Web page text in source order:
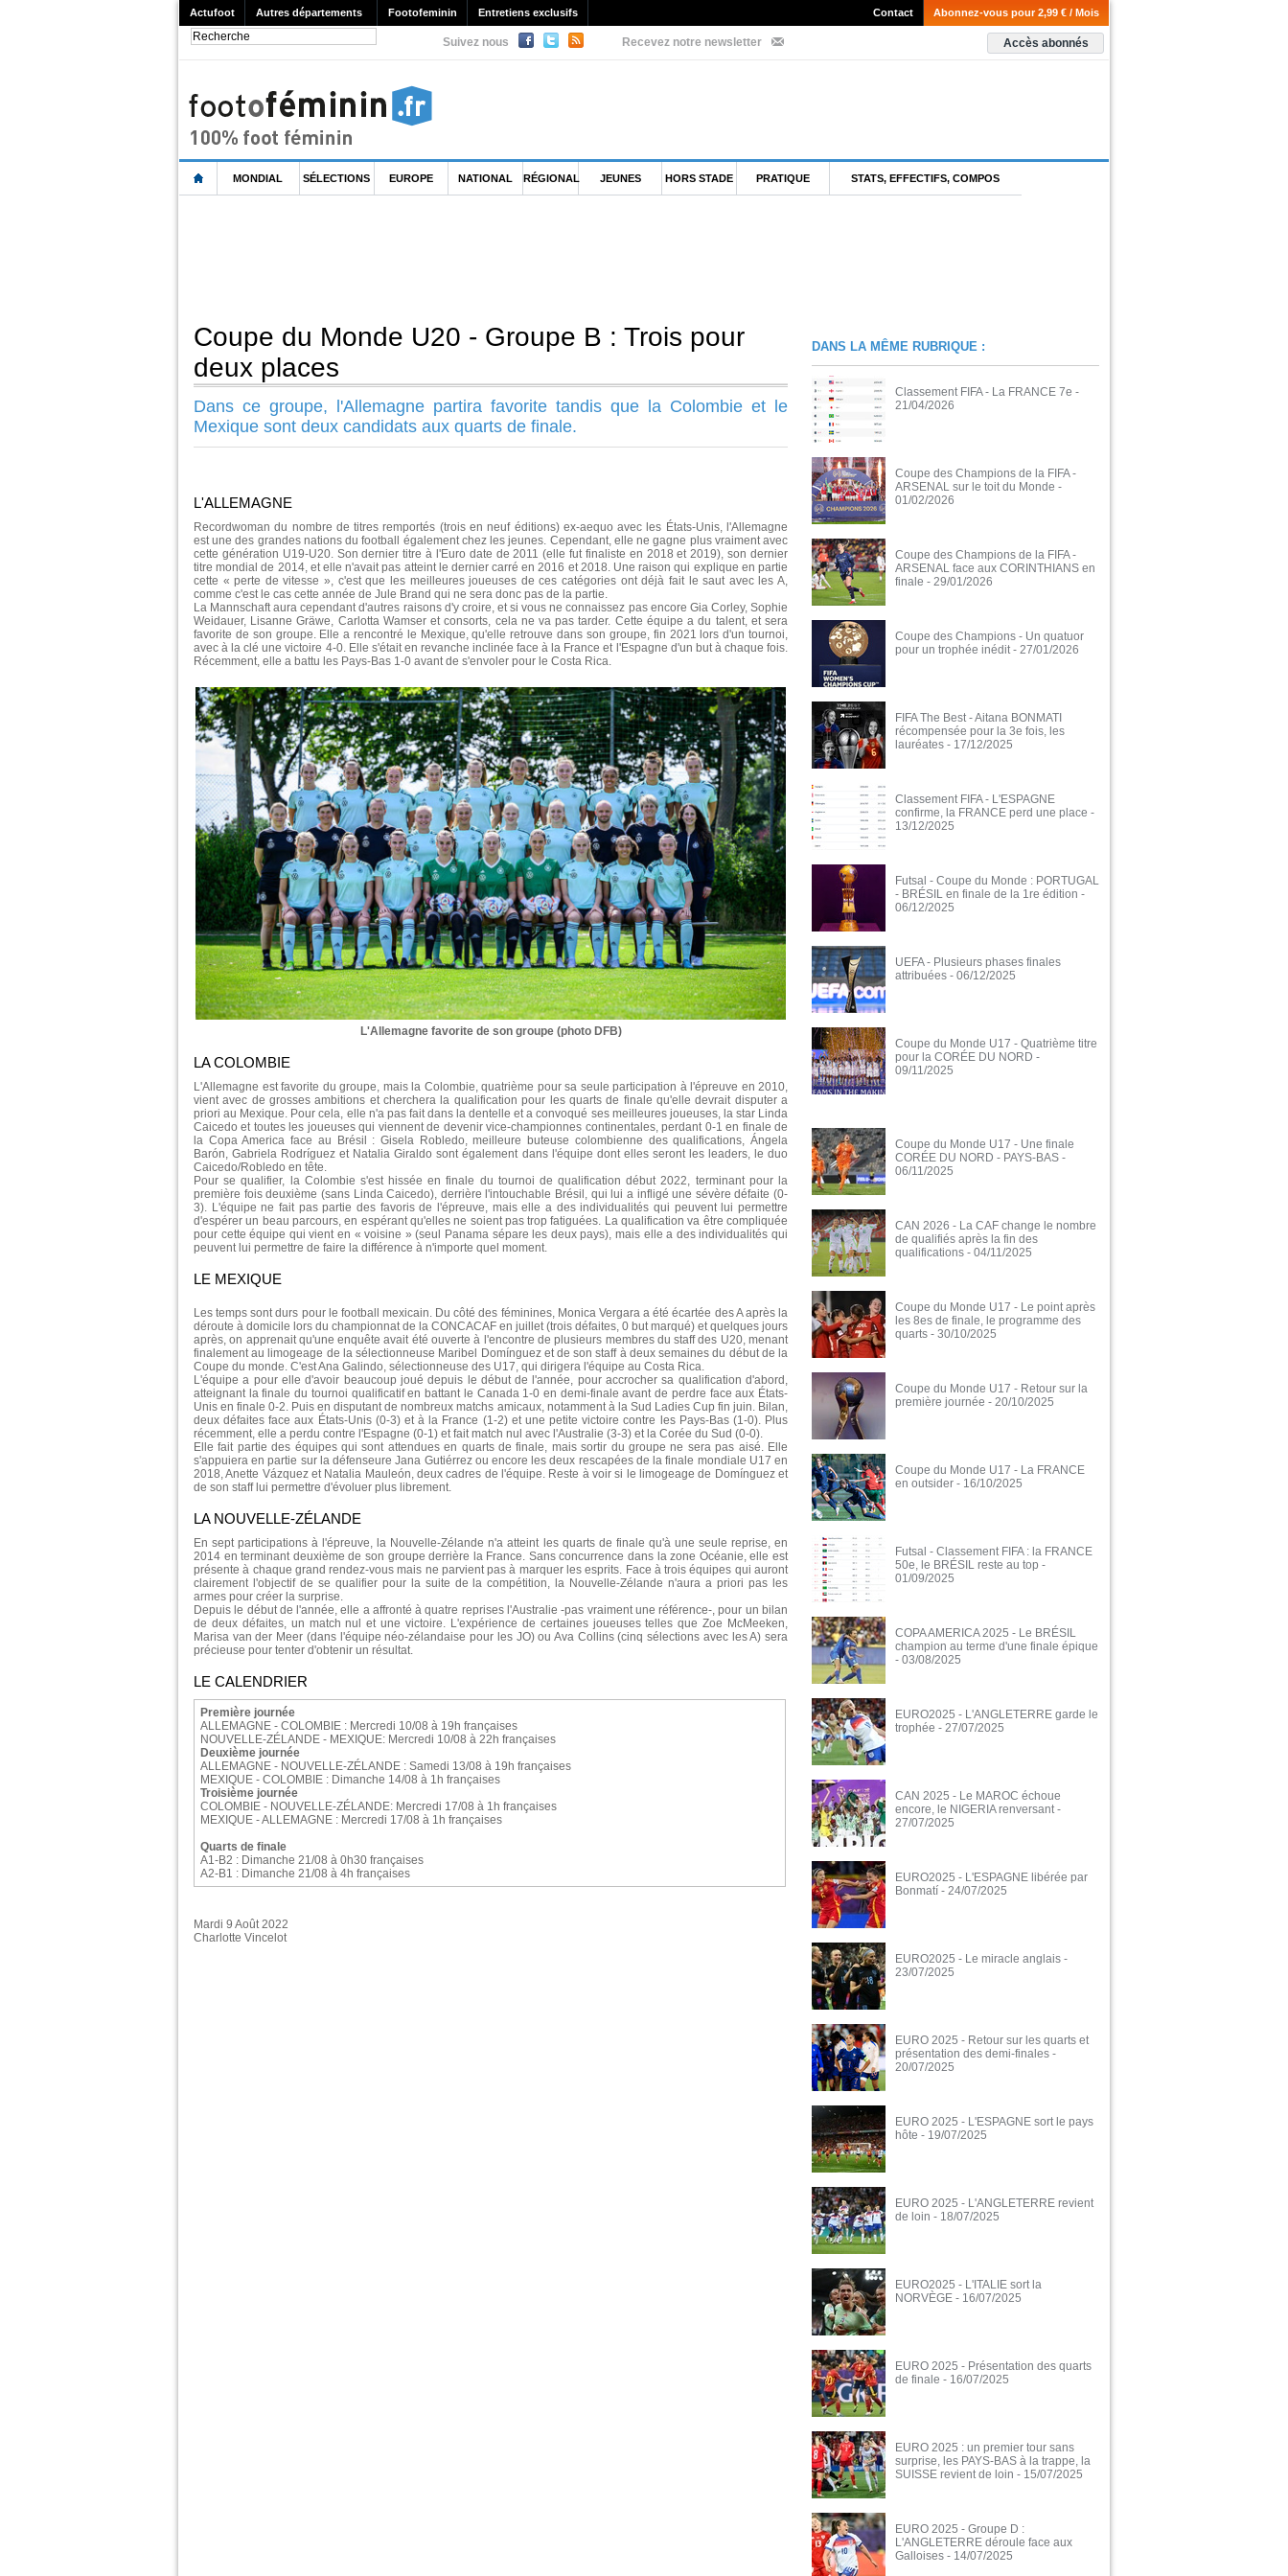
Actufoot Autres départements Footofeminin Entretiens exclusifs Abonnez-vous pour 2,99 € / Mois
Contact
Suivez nous Recevez notre newsletter Accès abonnés
MONDIAL SÉLECTIONS EUROPE NATIONAL RÉGIONAL JEUNES HORS STADE PRATIQUE STATS, EFFECTIFS, COMPOS
Coupe du Monde U20 - Groupe B : Trois pour
deux places
Dans ce groupe, l'Allemagne partira favorite tandis que la Colombie et le
Mexique sont deux candidats aux quarts de finale.
L'ALLEMAGNE
Recordwoman du nombre de titres remportés (trois en neuf éditions) ex-aequo avec les États-Unis, l'Allemagne
est une des grandes nations du football également chez les jeunes. Cependant, elle ne gagne plus vraiment avec
cette génération U19-U20. Son dernier titre à l'Euro date de 2011 (elle fut finaliste en 2018 et 2019), son dernier
titre mondial de 2014, et elle n'avait pas atteint le dernier carré en 2016 et 2018. Une raison qui explique en partie
cette « perte de vitesse », c'est que les meilleures joueuses de ces catégories ont déjà fait le saut avec les A,
comme c'est le cas cette année de Jule Brand qui ne sera donc pas de la partie.
La Mannschaft aura cependant d'autres raisons d'y croire, et si vous ne connaissez pas encore Gia Corley, Sophie
Weidauer, Lisanne Gräwe, Carlotta Wamser et consorts, cela ne va pas tarder. Cette équipe a du talent, et sera
favorite de son groupe. Elle a rencontré le Mexique, qu'elle retrouve dans son groupe, fin 2021 lors d'un tournoi,
avec à la clé une victoire 4-0. Elle s'était en revanche inclinée face à la France et l'Espagne d'un but à chaque fois.
Récemment, elle a battu les Pays-Bas 1-0 avant de s'envoler pour le Costa Rica.
L'Allemagne favorite de son groupe (photo DFB)
LA COLOMBIE
L'Allemagne est favorite du groupe, mais la Colombie, quatrième pour sa seule participation à l'épreuve en 2010,
vient avec de grosses ambitions et cherchera la qualification pour les quarts de finale qu'elle devrait disputer a
priori au Mexique. Pour cela, elle n'a pas fait dans la dentelle et a convoqué ses meilleures joueuses, la star Linda
Caicedo et toutes les joueuses qui viennent de devenir vice-championnes continentales, perdant 0-1 en finale de
la Copa America face au Brésil : Gisela Robledo, meilleure buteuse colombienne des qualifications, Ángela
Barón, Gabriela Rodríguez et Natalia Giraldo sont également dans l'équipe dont elles seront les leaders, le duo
Caicedo/Robledo en tête.
Pour se qualifier, la Colombie s'est hissée en finale du tournoi de qualification début 2022, terminant pour la
première fois deuxième (sans Linda Caicedo), derrière l'intouchable Brésil, qui lui a infligé une sévère défaite (0-
3). L'équipe ne fait pas partie des favoris de l'épreuve, mais elle a des individualités qui peuvent lui permettre
d'espérer un beau parcours, en espérant qu'elles ne soient pas trop fatiguées. La qualification va être compliquée
pour cette équipe qui vient en « voisine » (seul Panama sépare les deux pays), mais elle a des individualités qui
peuvent lui permettre de faire la différence à n'importe quel moment.
LE MEXIQUE
Les temps sont durs pour le football mexicain. Du côté des féminines, Monica Vergara a été écartée des A après la
déroute à domicile lors du championnat de la CONCACAF en juillet (trois défaites, 0 but marqué) et quelques jours
après, on apprenait qu'une enquête avait été ouverte à l'encontre de plusieurs membres du staff des U20, menant
finalement au limogeage de la sélectionneuse Maribel Domínguez et de son staff à deux semaines du début de la
Coupe du monde. C'est Ana Galindo, sélectionneuse des U17, qui dirigera l'équipe au Costa Rica.
L'équipe a pour elle d'avoir beaucoup joué depuis le début de l'année, pour accrocher sa qualification d'abord,
atteignant la finale du tournoi qualificatif en battant le Canada 1-0 en demi-finale avant de perdre face aux États-
Unis en finale 0-2. Puis en disputant de nombreux matchs amicaux, notamment à la Sud Ladies Cup fin juin. Bilan,
deux défaites face aux États-Unis (0-3) et à la France (1-2) et une petite victoire contre les Pays-Bas (1-0). Plus
récemment, elle a perdu contre l'Espagne (0-1) et fait match nul avec l'Australie (3-3) et la Corée du Sud (0-0).
Elle fait partie des équipes qui sont attendues en quarts de finale, mais sortir du groupe ne sera pas aisé. Elle
s'appuiera en partie sur la défenseure Jana Gutiérrez ou encore les deux rescapées de la finale mondiale U17 en
2018, Anette Vázquez et Natalia Mauleón, deux cadres de l'équipe. Reste à voir si le limogeage de Domínguez et
de son staff lui permettre d'évoluer plus librement.
LA NOUVELLE-ZÉLANDE
En sept participations à l'épreuve, la Nouvelle-Zélande n'a atteint les quarts de finale qu'à une seule reprise, en
2014 en terminant deuxième de son groupe derrière la France. Sans concurrence dans la zone Océanie, elle est
présente à chaque grand rendez-vous mais ne parvient pas à marquer les esprits. Face à trois équipes qui auront
clairement l'objectif de se qualifier pour la suite de la compétition, la Nouvelle-Zélande n'aura a priori pas les
armes pour créer la surprise.
Depuis le début de l'année, elle a affronté à quatre reprises l'Australie -pas vraiment une référence-, pour un bilan
de deux défaites, un match nul et une victoire. L'expérience de certaines joueuses telles que Zoe McMeeken,
Marisa van der Meer (dans l'équipe néo-zélandaise pour les JO) ou Ava Collins (cinq sélections avec les A) sera
précieuse pour tenter d'obtenir un résultat.
LE CALENDRIER
Première journée
ALLEMAGNE - COLOMBIE : Mercredi 10/08 à 19h françaises
NOUVELLE-ZÉLANDE - MEXIQUE: Mercredi 10/08 à 22h françaises
Deuxième journée
ALLEMAGNE - NOUVELLE-ZÉLANDE : Samedi 13/08 à 19h françaises
MEXIQUE - COLOMBIE : Dimanche 14/08 à 1h françaises
Troisième journée
COLOMBIE - NOUVELLE-ZÉLANDE: Mercredi 17/08 à 1h françaises
MEXIQUE - ALLEMAGNE : Mercredi 17/08 à 1h françaises
Quarts de finale
A1-B2 : Dimanche 21/08 à 0h30 françaises
A2-B1 : Dimanche 21/08 à 4h françaises
Mardi 9 Août 2022
Charlotte Vincelot
DANS LA MÊME RUBRIQUE :
Classement FIFA - La FRANCE 7e -
21/04/2026
Coupe des Champions de la FIFA -
ARSENAL sur le toit du Monde -
01/02/2026
Coupe des Champions de la FIFA -
ARSENAL face aux CORINTHIANS en
finale - 29/01/2026
Coupe des Champions - Un quatuor
pour un trophée inédit - 27/01/2026
FIFA The Best - Aitana BONMATI
récompensée pour la 3e fois, les
lauréates - 17/12/2025
Classement FIFA - L'ESPAGNE
confirme, la FRANCE perd une place -
13/12/2025
Futsal - Coupe du Monde : PORTUGAL
- BRÉSIL en finale de la 1re édition -
06/12/2025
UEFA - Plusieurs phases finales
attribuées - 06/12/2025
Coupe du Monde U17 - Quatrième titre
pour la CORÉE DU NORD -
09/11/2025
Coupe du Monde U17 - Une finale
CORÉE DU NORD - PAYS-BAS -
06/11/2025
CAN 2026 - La CAF change le nombre
de qualifiés après la fin des
qualifications - 04/11/2025
Coupe du Monde U17 - Le point après
les 8es de finale, le programme des
quarts - 30/10/2025
Coupe du Monde U17 - Retour sur la
première journée - 20/10/2025
Coupe du Monde U17 - La FRANCE
en outsider - 16/10/2025
Futsal - Classement FIFA : la FRANCE
50e, le BRÉSIL reste au top -
01/09/2025
COPA AMERICA 2025 - Le BRÉSIL
champion au terme d'une finale épique
- 03/08/2025
EURO2025 - L'ANGLETERRE garde le
trophée - 27/07/2025
CAN 2025 - Le MAROC échoue
encore, le NIGERIA renversant -
27/07/2025
EURO2025 - L'ESPAGNE libérée par
Bonmatí - 24/07/2025
EURO2025 - Le miracle anglais -
23/07/2025
EURO 2025 - Retour sur les quarts et
présentation des demi-finales -
20/07/2025
EURO 2025 - L'ESPAGNE sort le pays
hôte - 19/07/2025
EURO 2025 - L'ANGLETERRE revient
de loin - 18/07/2025
EURO2025 - L'ITALIE sort la
NORVÈGE - 16/07/2025
EURO 2025 - Présentation des quarts
de finale - 16/07/2025
EURO 2025 : un premier tour sans
surprise, les PAYS-BAS à la trappe, la
SUISSE revient de loin - 15/07/2025
EURO 2025 - Groupe D :
L'ANGLETERRE déroule face aux
Galloises - 14/07/2025